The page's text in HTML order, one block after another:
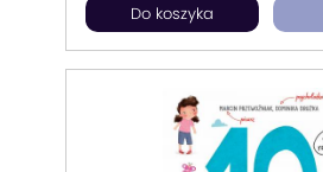
Do koszyka